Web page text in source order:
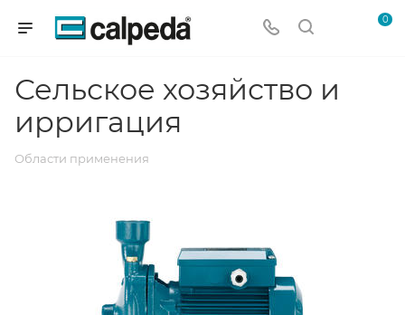
0
Сельское хозяйство и
ирригация
Области применения